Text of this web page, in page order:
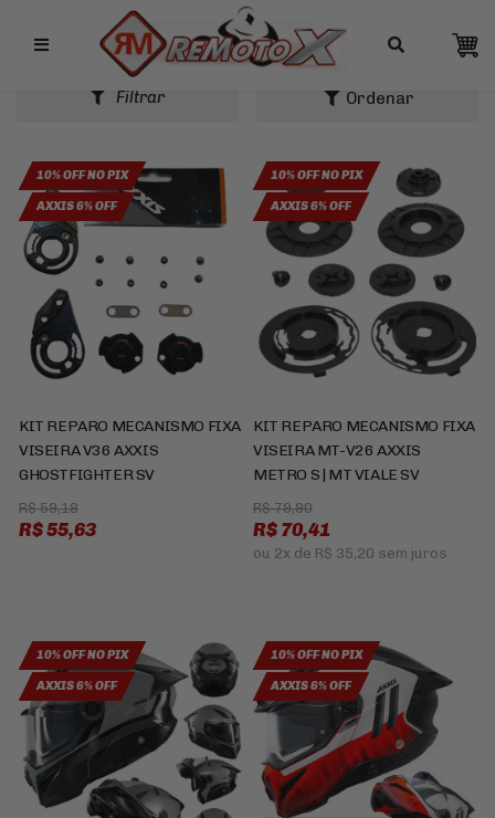
Remotox
RESULTADO DA BUSCA
Filtrar
10% OFF NO PIX
AXXIS 6% OFF
KIT REPARO MECANISMO FIXA
VISEIRA V36 AXXIS
GHOSTFIGHTER SV
R$ 59,18
R$ 55,63
10% OFF NO PIX
AXXIS 6% OFF
KIT REPARO MECANISMO FIXA
VISEIRA MT-V26 AXXIS
METRO S | MT VIALE SV
R$ 79,90
R$ 70,41
ou 2x de R$ 35,20 sem juros
10% OFF NO PIX
AXXIS 6% OFF
10% OFF NO PIX
AXXIS 6% OFF